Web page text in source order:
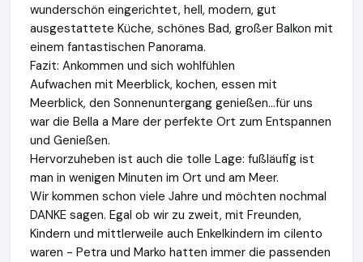
wunderschön eingerichtet, hell, modern, gut
ausgestattete Küche, schönes Bad, großer Balkon mit
einem fantastischen Panorama.
Fazit: Ankommen und sich wohlfühlen
Aufwachen mit Meerblick, kochen, essen mit
Meerblick, den Sonnenuntergang genießen...für uns
war die Bella a Mare der perfekte Ort zum Entspannen
und Genießen.
Hervorzuheben ist auch die tolle Lage: fußläufig ist
man in wenigen Minuten im Ort und am Meer.
Wir kommen schon viele Jahre und möchten nochmal
DANKE sagen. Egal ob wir zu zweit, mit Freunden,
Kindern und mittlerweile auch Enkelkindern im cilento
waren - Petra und Marko hatten immer die passenden